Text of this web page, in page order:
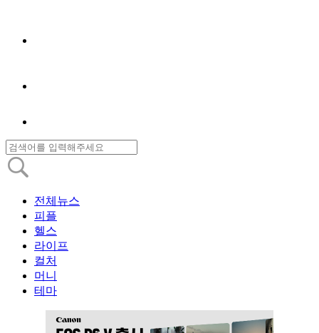
전체뉴스
피플
헬스
라이프
컬처
머니
테마